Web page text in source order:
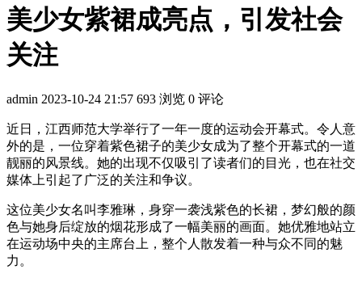
美少女紫裙成亮点，引发社会
关注
admin 2023-10-24 21:57 693 浏览 0 评论
近日，江西师范大学举行了一年一度的运动会开幕式。令人意
外的是，一位穿着紫色裙子的美少女成为了整个开幕式的一道
靓丽的风景线。她的出现不仅吸引了读者们的目光，也在社交
媒体上引起了广泛的关注和争议。
这位美少女名叫李雅琳，身穿一袭浅紫色的长裙，梦幻般的颜
色与她身后绽放的烟花形成了一幅美丽的画面。她优雅地站立
在运动场中央的主席台上，整个人散发着一种与众不同的魅
力。